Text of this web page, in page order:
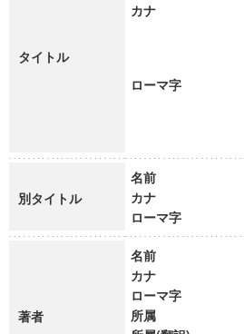
タイトル
カナ
ローマ字
別タイトル
名前
カナ
ローマ字
著者
名前
カナ
ローマ字
所属